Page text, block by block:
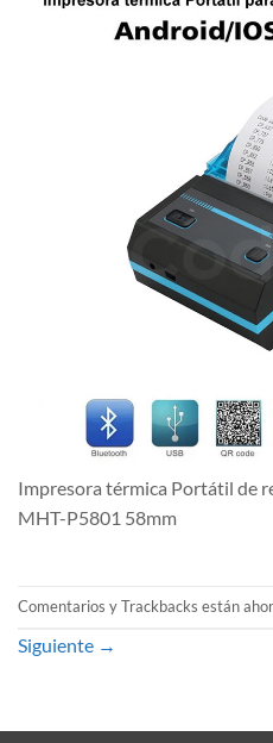
Impresora térmica Portátil de
MHT-P5801 58mm
Comentarios y Trackbacks están
Siguiente →